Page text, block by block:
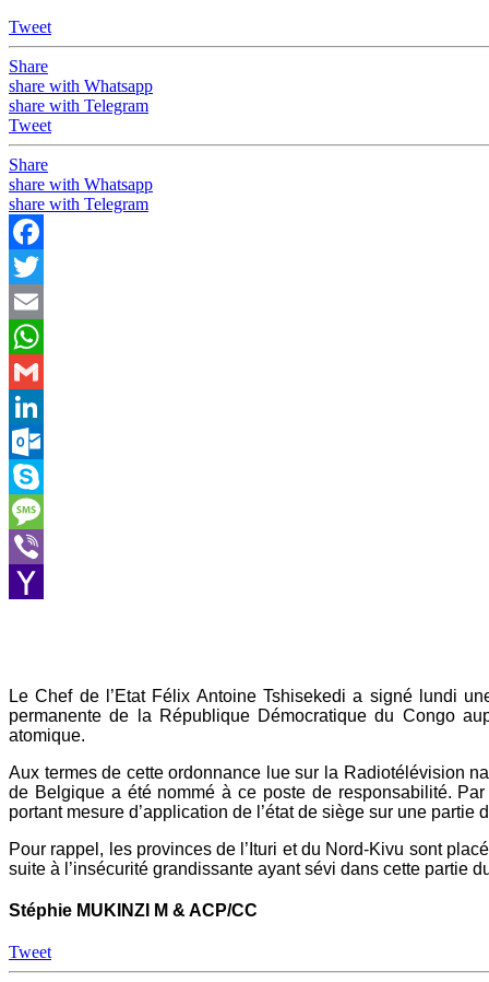
Tweet
Share
share with Whatsapp
share with Telegram
Tweet
Share
share with Whatsapp
share with Telegram
Facebook
Twitter
Email
WhatsApp
Gmail
LinkedIn
Outlook.com
Skype
Message
Viber
Le Chef de l’Etat Félix Antoine Tshisekedi a signé lundi
permanente de la République Démocratique du Congo
atomique.
Aux termes de cette ordonnance lue sur la Radiotélévision
de Belgique a été nommé à ce poste de responsabilité.
portant mesure d’application de l’état de siège sur une partie
Pour rappel, les provinces de l’Ituri et du Nord-Kivu sont
suite à l’insécurité grandissante ayant sévi dans cette partie
Stéphie MUKINZI M & ACP/CC
Tweet